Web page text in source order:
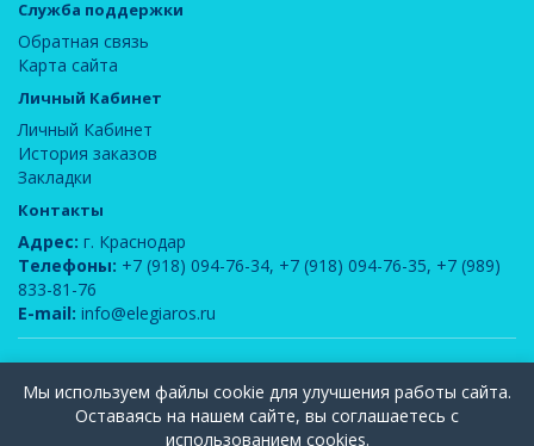
Служба поддержки
Обратная связь
Карта сайта
Личный Кабинет
Личный Кабинет
История заказов
Закладки
Контакты
Адрес: г. Краснодар
Телефоны: +7 (918) 094-76-34, +7 (918) 094-76-35, +7 (989)
833-81-76
E-mail: info@elegiaros.ru
Вся информация, содержащаяся на данном сайте, является интеллектуальной
собственностью компании ООО "Элегия-РОС" и защищена законом РФ об
авторском праве. Публикация и использование любых материалов допускается
Мы используем файлы cookie для улучшения работы сайта.
Оставаясь на нашем сайте, вы соглашаетесь с
использованием cookies.